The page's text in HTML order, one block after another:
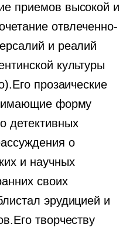
приемов высокой и
отвлеченно-
и реалий
культуры
прозаические
форму
детективных
о
и научных
своих
эрудицией и
творчеству